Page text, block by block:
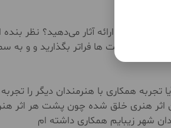
به نمایش و ارائه آثار می‌دهید؟ نظر
از واقعیت ها فراتر بگذارید و و به
همکاری با هنرمندان دیگر را تجربه
هنری خلق شده چون پشت هر اثر
شهر زیبایم همکاری داشته ام